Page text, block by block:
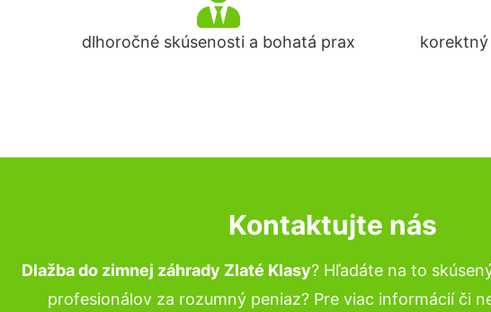
dlhoročné skúsenosti a bohatá prax
Kontaktujte nás
Dlažba do zimnej záhrady Zlaté Klasy? Hľadáte na to
profesionálov za rozumný peniaz? Pre viac informácií či